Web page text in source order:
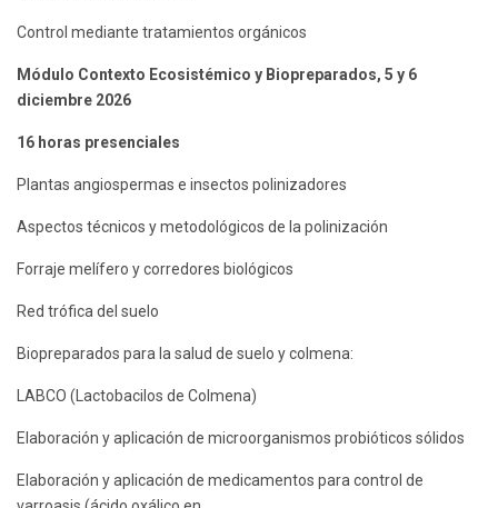
Control mediante tratamientos orgánicos
Módulo Contexto Ecosistémico y Biopreparados, 5 y 6
diciembre 2026
16 horas presenciales
Plantas angiospermas e insectos polinizadores
Aspectos técnicos y metodológicos de la polinización
Forraje melífero y corredores biológicos
Red trófica del suelo
Biopreparados para la salud de suelo y colmena:
LABCO (Lactobacilos de Colmena)
Elaboración y aplicación de microorganismos probióticos sólidos
Elaboración y aplicación de medicamentos para control de